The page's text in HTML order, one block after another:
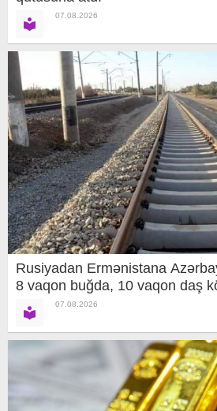
07.08.2026
Rusiyadan Ermənistana
8 vaqon buğda, 10 vaqon daş
07.08.2026